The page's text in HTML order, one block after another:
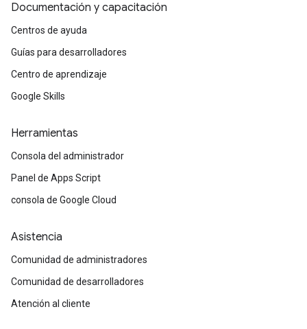
Documentación y capacitación
Centros de ayuda
Guías para desarrolladores
Centro de aprendizaje
Google Skills
Herramientas
Consola del administrador
Panel de Apps Script
consola de Google Cloud
Asistencia
Comunidad de administradores
Comunidad de desarrolladores
Atención al cliente